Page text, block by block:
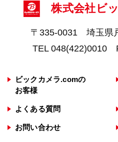
く第三者に開示・提供
せん。
ただし、保護法その他
行にあたり、必要な外
◯プライバシーポリシー
的の変更、またはその
ーの変更を行う際は、
って公表とさせていた
株式会社ビ
〒335-0031 埼玉県
TEL 048(422)0010
ビックカメラ.comの
お客様
よくある質問
お問い合わせ